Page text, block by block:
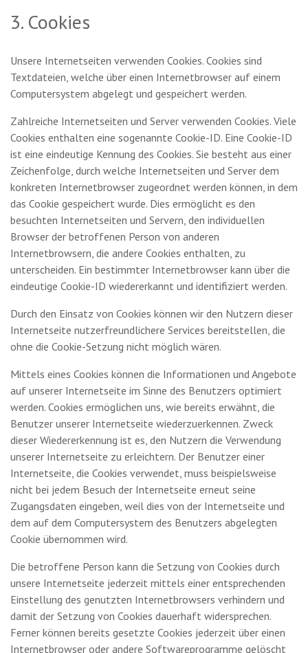
3. Cookies
Unsere Internetseiten verwenden Cookies. Cookies sind
Textdateien, welche über einen Internetbrowser auf einem
Computersystem abgelegt und gespeichert werden.
Zahlreiche Internetseiten und Server verwenden Cookies. Viele
Cookies enthalten eine sogenannte Cookie-ID. Eine Cookie-ID
ist eine eindeutige Kennung des Cookies. Sie besteht aus einer
Zeichenfolge, durch welche Internetseiten und Server dem
konkreten Internetbrowser zugeordnet werden können, in dem
das Cookie gespeichert wurde. Dies ermöglicht es den
besuchten Internetseiten und Servern, den individuellen
Browser der betroffenen Person von anderen
Internetbrowsern, die andere Cookies enthalten, zu
unterscheiden. Ein bestimmter Internetbrowser kann über die
eindeutige Cookie-ID wiedererkannt und identifiziert werden.
Durch den Einsatz von Cookies können wir den Nutzern dieser
Internetseite nutzerfreundlichere Services bereitstellen, die
ohne die Cookie-Setzung nicht möglich wären.
Mittels eines Cookies können die Informationen und Angebote
auf unserer Internetseite im Sinne des Benutzers optimiert
werden. Cookies ermöglichen uns, wie bereits erwähnt, die
Benutzer unserer Internetseite wiederzuerkennen. Zweck
dieser Wiedererkennung ist es, den Nutzern die Verwendung
unserer Internetseite zu erleichtern. Der Benutzer einer
Internetseite, die Cookies verwendet, muss beispielsweise
nicht bei jedem Besuch der Internetseite erneut seine
Zugangsdaten eingeben, weil dies von der Internetseite und
dem auf dem Computersystem des Benutzers abgelegten
Cookie übernommen wird.
Die betroffene Person kann die Setzung von Cookies durch
unsere Internetseite jederzeit mittels einer entsprechenden
Einstellung des genutzten Internetbrowsers verhindern und
damit der Setzung von Cookies dauerhaft widersprechen.
Ferner können bereits gesetzte Cookies jederzeit über einen
Internetbrowser oder andere Softwareprogramme gelöscht